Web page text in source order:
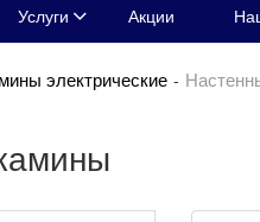
Услуги Акции
электрические